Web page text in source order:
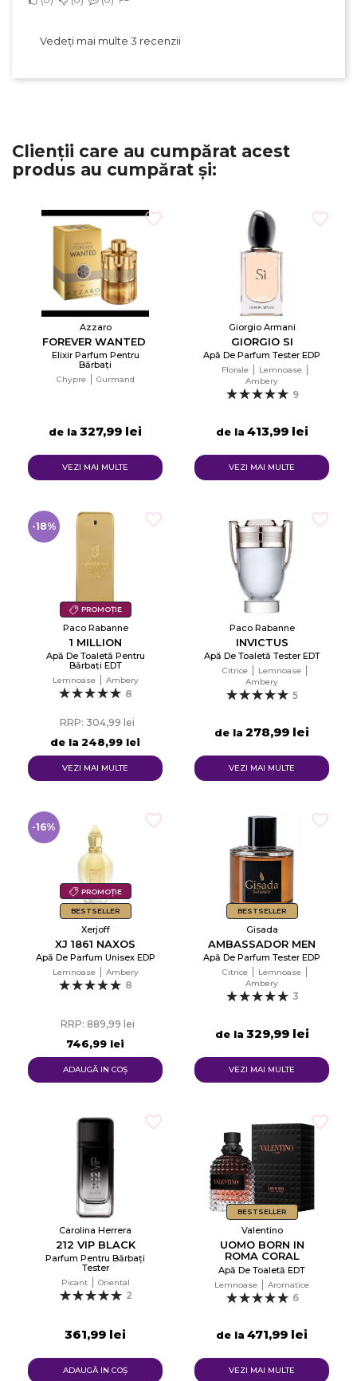
Vedeți mai multe 3 recenzii
Clienții care au cumpărat acest
produs au cumpărat și:
Azzaro
FOREVER WANTED
Elixir Parfum Pentru
Bărbați
Chypre Gurmand
de la 327,99 lei
VEZI MAI MULTE
Giorgio Armani
GIORGIO SI
Apă De Parfum Tester EDP
Florale
Lemnoase
Ambery
9
de la 413,99 lei
VEZI MAI MULTE
PROMOȚIE
-18%
Paco Rabanne
1 MILLION
Apă De Toaletă Pentru
Bărbați EDT
Lemnoase Ambery
8
de la
RRP: 304,99 lei
248,99 lei
VEZI MAI MULTE
Paco Rabanne
INVICTUS
Apă De Toaletă Tester EDT
Citrice
Lemnoase
Ambery
5
de la 278,99 lei
VEZI MAI MULTE
PROMOȚIE
BESTSELLER
-16%
Xerjoff
XJ 1861 NAXOS
Apă De Parfum Unisex EDP
Lemnoase Ambery
8
RRP: 889,99 lei
746,99 lei
ADAUGĂ IN COŞ
BESTSELLER
Gisada
AMBASSADOR MEN
Apă De Parfum Tester EDP
Citrice
Lemnoase
Ambery
3
de la 329,99 lei
VEZI MAI MULTE
Carolina Herrera
212 VIP BLACK
Parfum Pentru Bărbați
Tester
Picant Oriental
2
361,99 lei
ADAUGĂ IN COŞ
BESTSELLER
Valentino
UOMO BORN IN
ROMA CORAL
FANTASY
Apă De Toaletă EDT
Lemnoase Aromatice
6
de la 471,99 lei
VEZI MAI MULTE